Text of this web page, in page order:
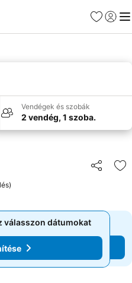
Kedvencek
Vendégek és szobák
2 vendég, 1 szoba.
)
válasszon dátumokat
válasszon dátumokat